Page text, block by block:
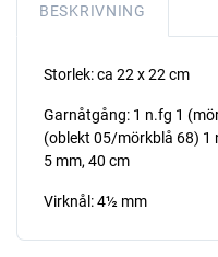
BESKRIVNING
Storlek: ca 22 x 22 cm
Garnåtgång: 1 n.fg 1
(oblekt 05/mörkblå 68) 1
5 mm, 40 cm
Virknål: 4½ mm